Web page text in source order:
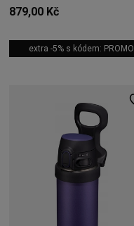
879,00 Kč
extra -5% s kódem: PROMO